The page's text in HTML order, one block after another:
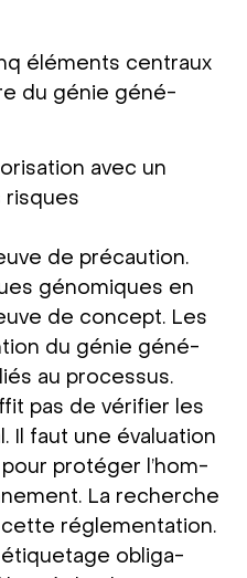
élé­ments cen­traux
du génie géné­
avec un
ris­ques
de pré­cau­ti­on.
géno­mi­ques en
de con­cept. Les
du génie géné­
au pro­ces­sus.
pas de véri­fier les
Il faut une éva­lua­ti­on
pro­té­ger l’hom­
La recher­che
cet­te régle­men­ta­ti­on.
éti­que­ta­ge obli­ga­